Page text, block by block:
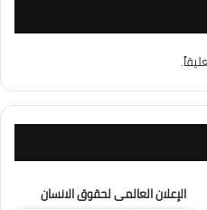
الإعلان العالمى لحقوق الانسان